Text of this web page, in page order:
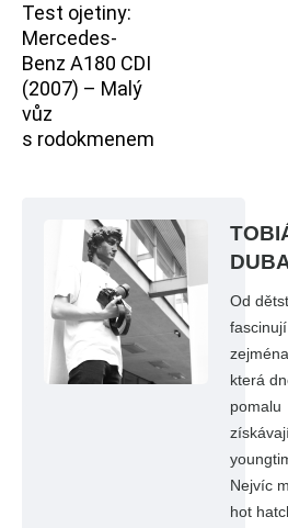
Test ojetiny:
Mercedes-
Benz A180 CDI
(2007) – Malý
vůz
s rodokmenem
Od
která
pomalu
Nejvíc
hot